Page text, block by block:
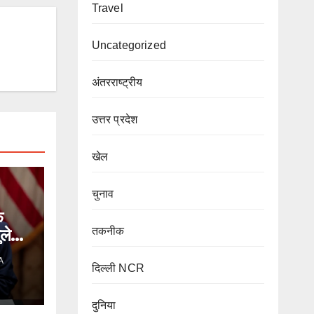
Travel
Uncategorized
अंतरराष्ट्रीय
उत्तर प्रदेश
खेल
चुनाव
तकनीक
दिल्ली NCR
दुनिया